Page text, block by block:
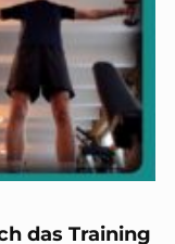
das Training